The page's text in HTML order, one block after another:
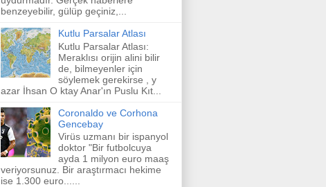
benzeyebilir, gülüp geçiniz,...
Kutlu Parsalar Atlası
Kutlu Parsalar Atlası:
Meraklısı orijin alini bilir
de, bilmeyenler için
söylemek gerekirse , y
azar İhsan O ktay Anar'ın Puslu Kıt...
Coronaldo ve Corhona
Gencebay
Virüs uzmanı bir ispanyol
doktor "Bir futbolcuya
ayda 1 milyon euro maaş
veriyorsunuz. Bir araştırmacı hekime
ise 1.300 euro......